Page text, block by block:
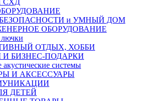
СХД
и УМНЫЙ ДОМ
ОБОРУДОВАНИЕ
ОТДЫХ, ХОББИ
БИЗНЕС-ПОДАРКИ
системы
И АКСЕССУАРЫ
ДЕТЕЙ